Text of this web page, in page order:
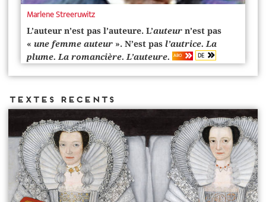
Marlene Streeruwitz
L’auteur n’est pas l’auteure. L’auteur n’est pas
« une femme auteur ». N’est pas l’autrice. La
plume. La romancière. L’auteure. ABO DE
Textes recents